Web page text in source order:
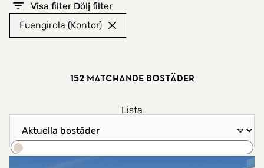
Visa filter Dölj filter
Fuengirola (Kontor)
Lista
152 matchande bostäder